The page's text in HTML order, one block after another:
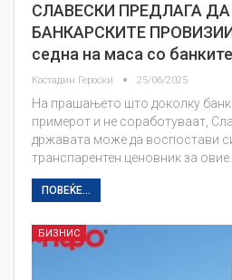
СЛАВЕСКИ ПРЕДЛАГА
БАНКАРСКИТЕ ПРОВИЗИИ
седна на маса со банките
Костадин Героски 25/06/2025
На прашањето што доколку
примерот и не соработуваат,
државата може да воспостави
транспарентен ценовник за
ПОВЕЌЕ...
БИЗНИС